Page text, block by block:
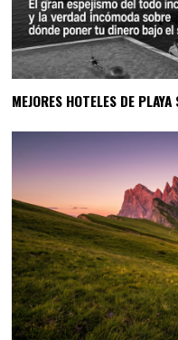
MEJORES HOTELES DE